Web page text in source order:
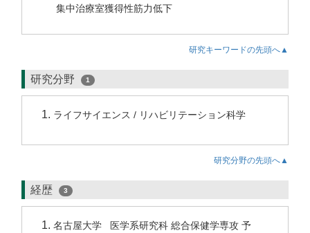
集中治療室獲得性筋力低下
研究キーワードの先頭へ▲
研究分野 1
ライフサイエンス / リハビリテーション科学
研究分野の先頭へ▲
経歴 3
名古屋大学 医学系研究科 総合保健学専攻 予